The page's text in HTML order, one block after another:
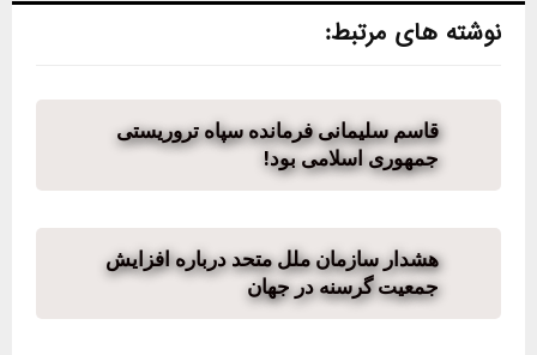
نوشته های مرتبط:
قاسم سلیمانی فرمانده سپاه تروریستی
جمهوری اسلامی بود!
هشدار سازمان ملل متحد درباره افزایش
جمعیت گرسنه در جهان